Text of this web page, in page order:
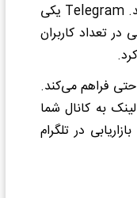
Telegram یکی
تعداد کاربران
فراهم می‌کند.
به کانال شما
در تلگرام